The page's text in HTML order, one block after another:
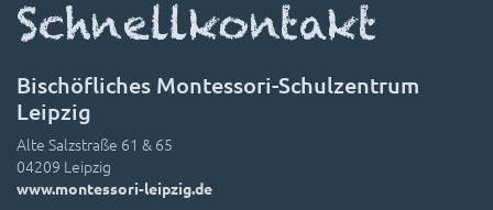
Schnellkontakt
Bischöfliches Montessori-Schulzentrum
Leipzig
Alte Salzstraße 61 & 65
04209 Leipzig
www.montessori-leipzig.de